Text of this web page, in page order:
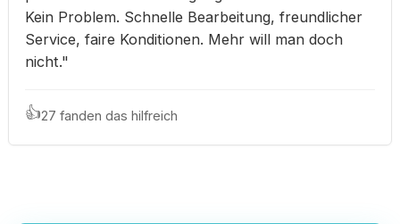
Kein Problem. Schnelle Bearbeitung, freundlicher
Service, faire Konditionen. Mehr will man doch
nicht."
👍27 fanden das hilfreich